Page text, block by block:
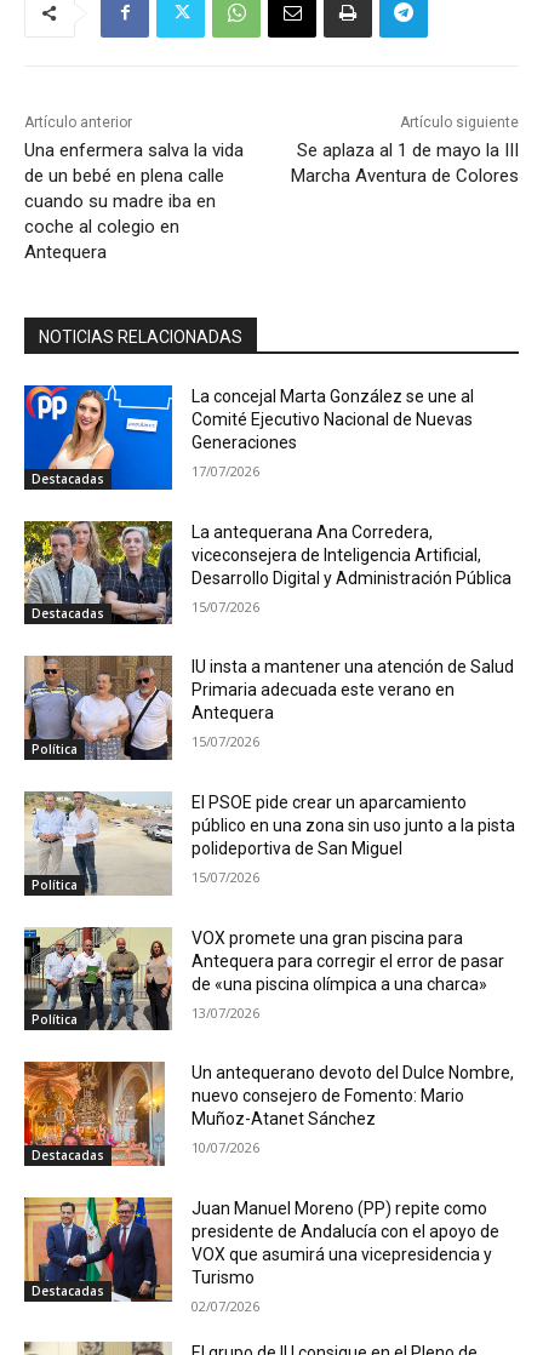
Artículo anterior
Una enfermera salva la vida
de un bebé en plena calle
cuando su madre iba en
coche al colegio en
Antequera
Artículo siguiente
Se aplaza al 1 de mayo la III
Marcha Aventura de Colores
NOTICIAS RELACIONADAS
Destacadas
La concejal Marta González se une al
Comité Ejecutivo Nacional de Nuevas
Generaciones
17/07/2026
Destacadas
La antequerana Ana Corredera,
viceconsejera de Inteligencia Artificial,
Desarrollo Digital y Administración Pública
15/07/2026
Política
IU insta a mantener una atención de Salud
Primaria adecuada este verano en
Antequera
15/07/2026
Política
El PSOE pide crear un aparcamiento
público en una zona sin uso junto a la pista
polideportiva de San Miguel
15/07/2026
Política
VOX promete una gran piscina para
Antequera para corregir el error de pasar
de «una piscina olímpica a una charca»
13/07/2026
Destacadas
Un antequerano devoto del Dulce Nombre,
nuevo consejero de Fomento: Mario
Muñoz-Atanet Sánchez
10/07/2026
Destacadas
Juan Manuel Moreno (PP) repite como
presidente de Andalucía con el apoyo de
VOX que asumirá una vicepresidencia y
Turismo
02/07/2026